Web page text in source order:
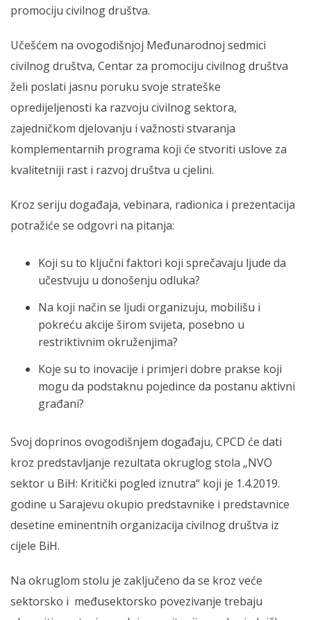
promociju civilnog društva.
Učešćem na ovogodišnjoj Međunarodnoj sedmici
civilnog društva, Centar za promociju civilnog društva
želi poslati jasnu poruku svoje strateške
opredijeljenosti ka razvoju civilnog sektora,
zajedničkom djelovanju i važnosti stvaranja
komplementarnih programa koji će stvoriti uslove za
kvalitetniji rast i razvoj društva u cjelini.
Kroz seriju događaja, vebinara, radionica i prezentacija
potražiće se odgovri na pitanja:
Koji su to ključni faktori koji sprečavaju ljude da
učestvuju u donošenju odluka?
Na koji način se ljudi organizuju, mobilišu i
pokreću akcije širom svijeta, posebno u
restriktivnim okruženjima?
Koje su to inovacije i primjeri dobre prakse koji
mogu da podstaknu pojedince da postanu aktivni
građani?
Svoj doprinos ovogodišnjem događaju, CPCD će dati
kroz predstavljanje rezultata okruglog stola „NVO
sektor u BiH: Kritički pogled iznutra“ koji je 1.4.2019.
godine u Sarajevu okupio predstavnike i predstavnice
desetine eminentnih organizacija civilnog društva iz
cijele BiH.
Na okruglom stolu je zaključeno da se kroz veće
sektorsko i međusektorsko povezivanje trebaju